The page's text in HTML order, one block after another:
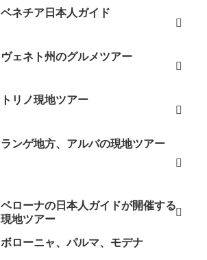
ベネチア日本人ガイド
ヴェネト州のグルメツアー
トリノ現地ツアー
ランゲ地方、アルバの現地ツアー
ベローナの日本人ガイドが開催する
現地ツアー
ボローニャ、パルマ、モデナ